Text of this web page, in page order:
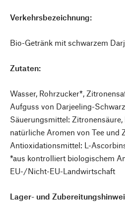
Verkehrsbezeichnung:
Bio-Getränk mit schwarzem
Zutaten:
Wasser, Rohrzucker*,
Aufguss von Darjeeling-
Säuerungsmittel:
natürliche Aromen von Tee und
Antioxidationsmittel: L-
*aus kontrolliert biologischem
EU-/Nicht-EU-Landwirtschaft
Lager- und